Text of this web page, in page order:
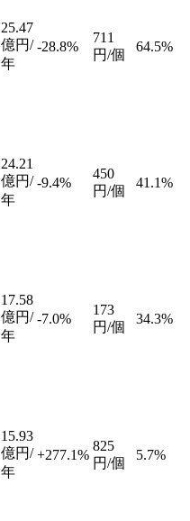
25.47
億円/
年
-28.8%
711
円/個
64.5%
24.21
億円/
年
-9.4%
450
円/個
41.1%
17.58
億円/
年
-7.0%
173
円/個
34.3%
15.93
億円/
年
+277.1%
825
円/個
5.7%